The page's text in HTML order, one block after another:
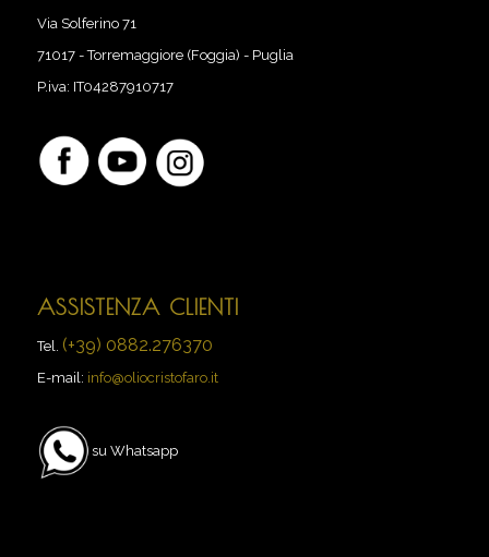
Via Solferino 71
71017-Torremaggiore (Foggia) - Puglia
P.iva: IT04287910717
ASSISTENZA CLIENTI
Tel. (+39) 0882.276370
E-mail: info@oliocristofaro.it
su Whatsapp